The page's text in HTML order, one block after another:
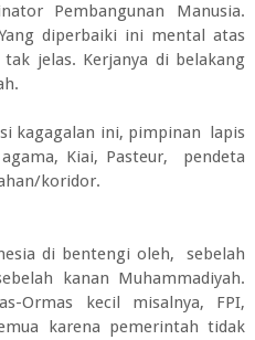
Pembangunan Manusia.
diperbaiki ini mental atas
jelas. Kerjanya di belakang
kagagalan ini, pimpinan lapis
Kiai, Pasteur, pendeta
koridor.
di bentengi oleh, sebelah
kanan Muhammadiyah.
Ormas kecil misalnya, FPI,
karena pemerintah tidak